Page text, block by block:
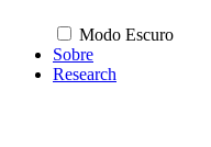
Modo Escuro
Sobre
Research